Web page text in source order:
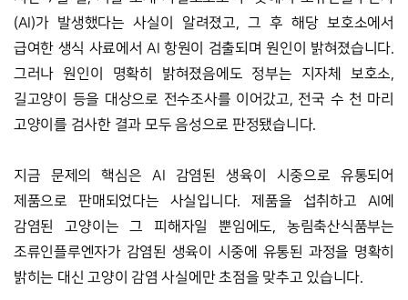
(AI)가 발생했다는 사실이 알려졌고, 그 후 해당 보호소에서
급여한 생식 사료에서 AI 항원이 검출되며 원인이 밝혀졌습니다.
그러나 원인이 명확히 밝혀졌음에도 정부는 지자체 보호소,
길고양이 등을 대상으로 전수조사를 이어갔고, 전국 수 천 마리
고양이를 검사한 결과 모두 음성으로 판정됐습니다.
지금 문제의 핵심은 AI 감염된 생육이 시중으로 유통되어
제품으로 판매되었다는 사실입니다. 제품을 섭취하고 AI에
감염된 고양이는 그 피해자일 뿐임에도, 농림축산식품부는
조류인플루엔자가 감염된 생육이 시중에 유통된 과정을 명확히
밝히는 대신 고양이 감염 사실에만 초점을 맞추고 있습니다.